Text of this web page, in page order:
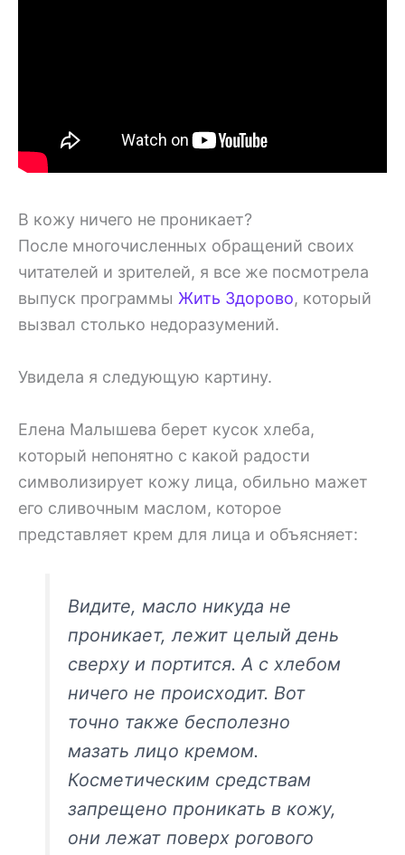
В кожу ничего не проникает?
После многочисленных обращений своих
читателей и зрителей, я все же посмотрела
выпуск программы Жить Здорово, который
вызвал столько недоразумений.
Увидела я следующую картину.
Елена Малышева берет кусок хлеба,
который непонятно с какой радости
символизирует кожу лица, обильно мажет
его сливочным маслом, которое
представляет крем для лица и объясняет:
Видите, масло никуда не
проникает, лежит целый день
сверху и портится. А с хлебом
ничего не происходит. Вот
точно также бесполезно
мазать лицо кремом.
Косметическим средствам
запрещено проникать в кожу,
они лежат поверх рогового